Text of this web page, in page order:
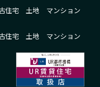
住宅 土地 マンション
住宅 土地 マンション